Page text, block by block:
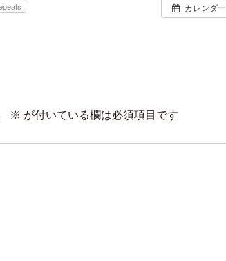
カレンダー
※ が付いている欄は必須項目です